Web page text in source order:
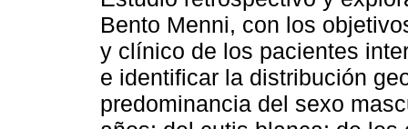
Bento Menni, con los
y clínico de los pacientes
e identificar la distribución
predominancia del sexo